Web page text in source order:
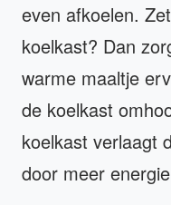
even afkoelen.
koelkast? Dan
warme maaltje
de koelkast
koelkast verlaagt
door meer